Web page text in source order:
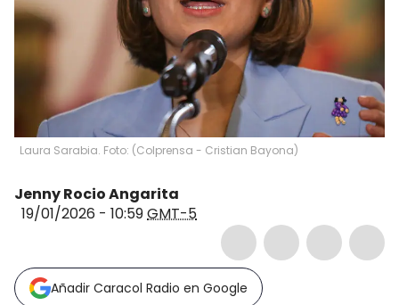
Laura Sarabia. Foto: (Colprensa - Cristian Bayona)
Jenny Rocio Angarita
19/01/2026 - 10:59GMT-5
Añadir Caracol Radio en Google